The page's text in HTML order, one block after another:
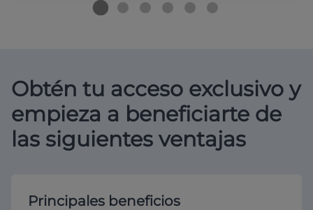
Obtén tu acceso exclusivo y
empieza a beneficiarte de
las siguientes ventajas
Principales beneficios